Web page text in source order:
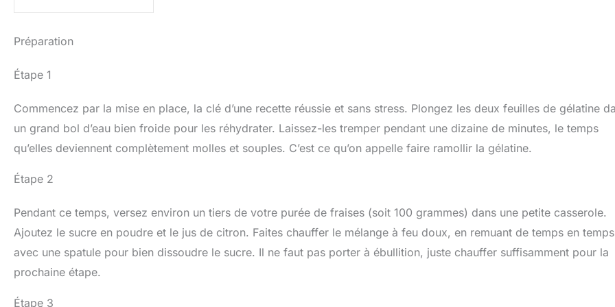
Préparation
Étape 1
Commencez par la mise en place, la clé d’une recette réussie et sans stress. Plongez les deux feuilles de gélatine
un grand bol d’eau bien froide pour les réhydrater. Laissez-les tremper pendant une dizaine de minutes, le temps
qu’elles deviennent complètement molles et souples. C’est ce qu’on appelle faire ramollir la gélatine.
Étape 2
Pendant ce temps, versez environ un tiers de votre purée de fraises (soit 100 grammes) dans une petite casserole.
Ajoutez le sucre en poudre et le jus de citron. Faites chauffer le mélange à feu doux, en remuant de temps en temps
avec une spatule pour bien dissoudre le sucre. Il ne faut pas porter à ébullition, juste chauffer suffisamment pour la
prochaine étape.
Étape 3